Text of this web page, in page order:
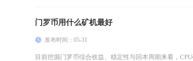
门罗币用什么矿机最好
发布时间：05-31
目前挖掘门罗币综合收益、稳定性与回本周期来看，